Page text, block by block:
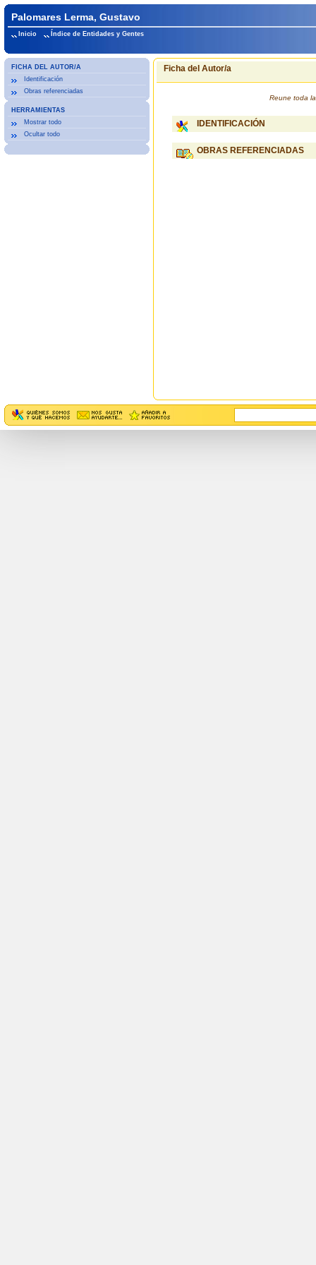
Palomares Lerma, Gustavo
Inicio Índice de Entidades y Gentes
FICHA DEL AUTOR/A
Identificación
Obras referenciadas
HERRAMIENTAS
Mostrar todo
Ocultar todo
Ficha del Autor/a
Reune toda
IDENTIFICACIÓN
OBRAS REFERENCIADAS